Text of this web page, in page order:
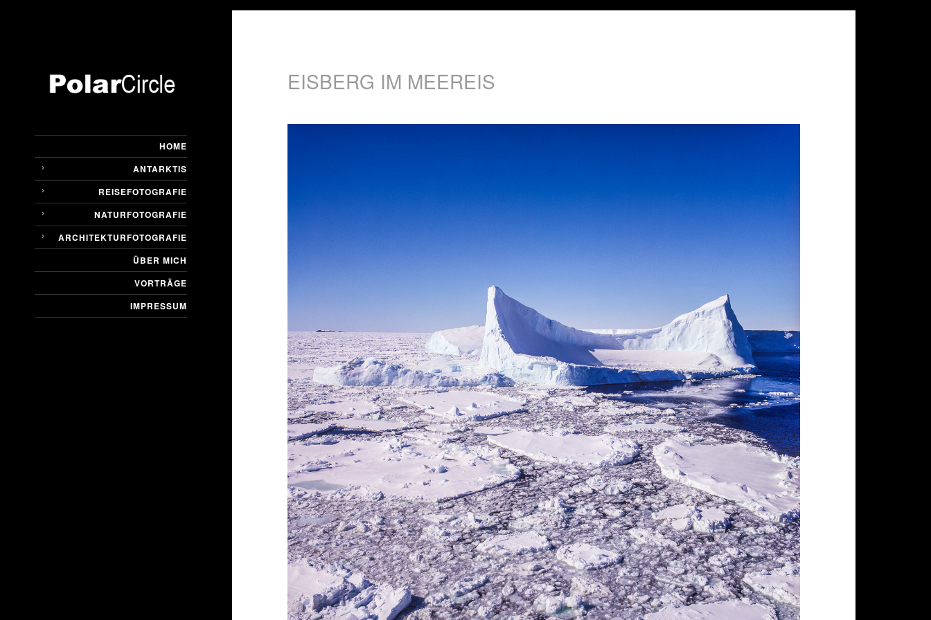
HOME
ANTARKTIS
REISEFOTOGRAFIE
NATURFOTOGRAFIE
ARCHITEKTURFOTOGRAFIE
ÜBER MICH
VORTRÄGE
IMPRESSUM
EISBERG IM MEEREIS